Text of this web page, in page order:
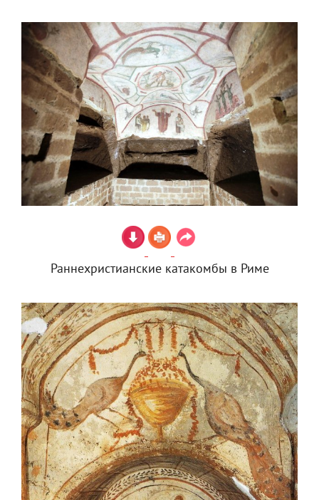
Раннехристианские катакомбы в Риме